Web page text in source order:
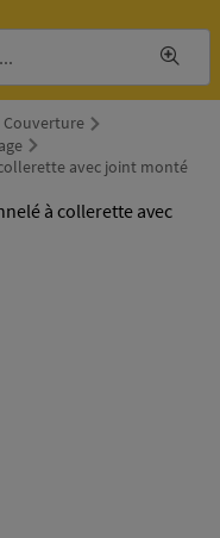
collerette avec joint monté